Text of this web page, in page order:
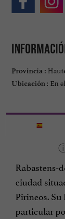
Provincia :
Ubicación : En
Rabastens-
ciudad
Pirineos. Su
particular